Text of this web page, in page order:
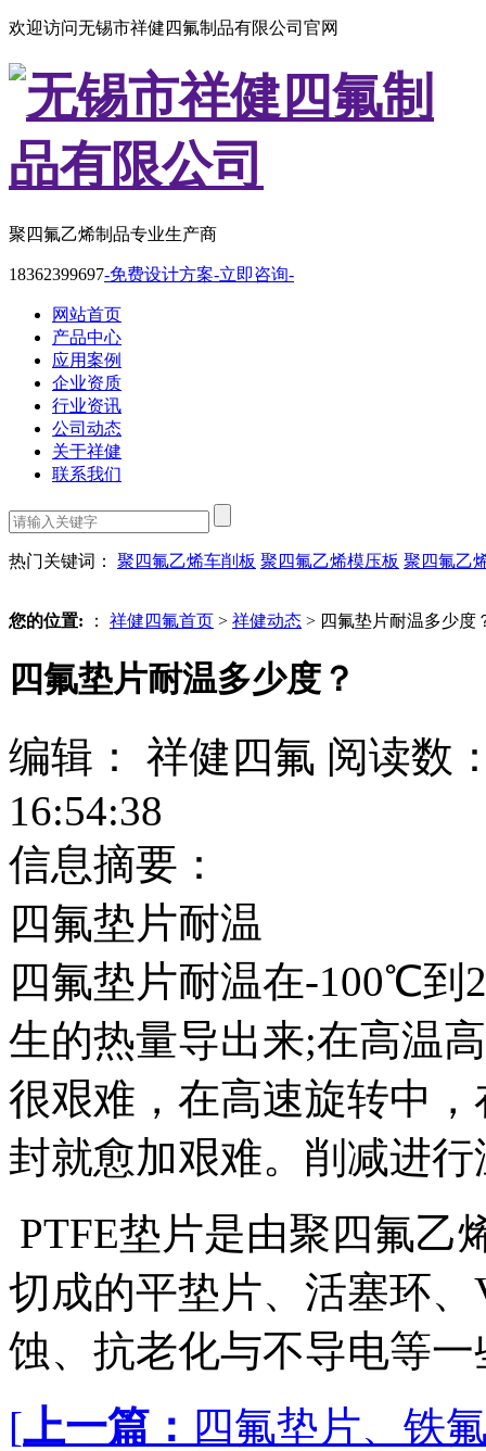
欢迎访问无锡市祥健四氟制品有限公司官网
聚四氟乙烯制品专业生产商
18362399697-免费设计方案-立即咨询-
网站首页
产品中心
应用案例
企业资质
行业资讯
公司动态
关于祥健
联系我们
热门关键词： 聚四氟乙烯车削板 聚四氟乙烯模压板 聚四氟乙
您的位置: ： 祥健四氟首页 > 祥健动态 > 四氟垫片耐温多少度
四氟垫片耐温多少度？
编辑： 祥健四氟 阅读数
16:54:38
信息摘要：
四氟垫片耐温
四氟垫片耐温在-100℃
生的热量导出来;在高温
很艰难，在高速旋转中
封就愈加艰难。削减进
PTFE垫片是由聚四氟乙
切成的平垫片、活塞环
蚀、抗老化与不导电等
[上一篇： 四氟垫片、铁